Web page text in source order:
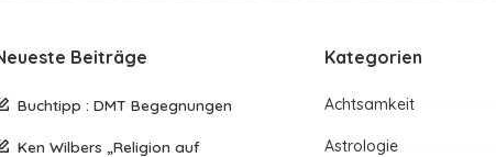
Beiträge
Buchtipp : DMT Begegnungen
Ken Wilbers „Religion auf
Kategorien
Achtsamkeit
Astrologie